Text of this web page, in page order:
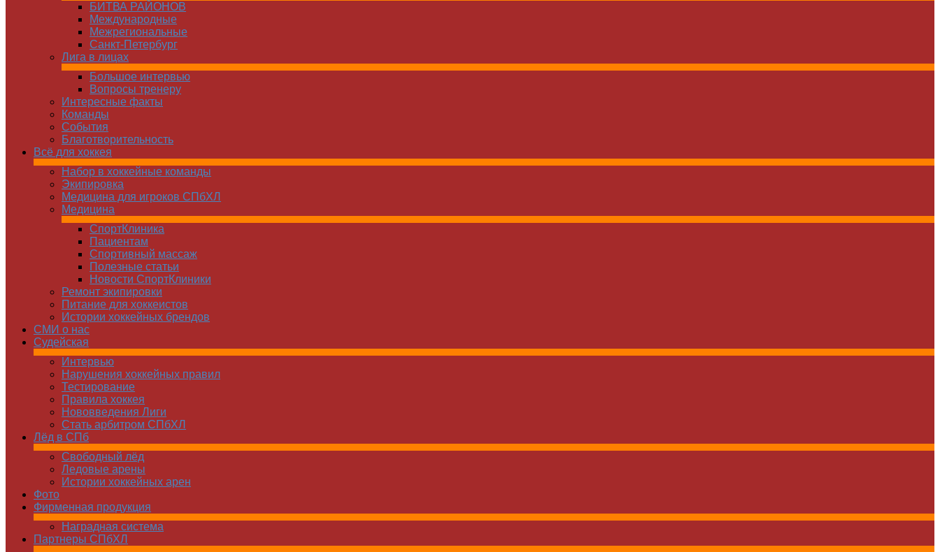
БИТВА РАЙОНОВ
Международные
Межрегиональные
Санкт-Петербург
Лига в лицах
Большое интервью
Вопросы тренеру
Интересные факты
Команды
Cобытия
Благотворительность
Всё для хоккея
Набор в хоккейные команды
Экипировка
Медицина для игроков СПбХЛ
Медицина
СпортКлиника
Пациентам
Спортивный массаж
Полезные статьи
Новости СпортКлиники
Ремонт экипировки
Питание для хоккеистов
Истории хоккейных брендов
СМИ о нас
Судейская
Интервью
Нарушения хоккейных правил
Тестирование
Правила хоккея
Нововведения Лиги
Стать арбитром СПбХЛ
Лёд в СПб
Свободный лёд
Ледовые арены
Истории хоккейных арен
Фото
Фирменная продукция
Наградная система
Партнеры СПбХЛ